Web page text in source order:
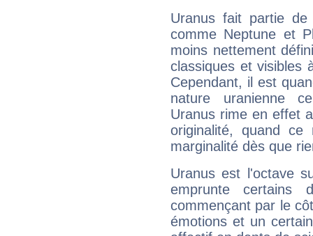
Uranus fait partie
comme Neptune et
moins nettement
classiques et visibles
Cependant, il est
nature uranienne
Uranus rime en effet
originalité, quand ce
marginalité dès que
Uranus est l'octave
emprunte
commençant par le
émotions et un